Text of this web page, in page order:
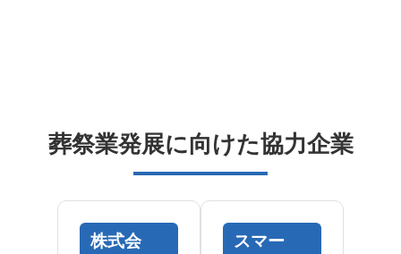
葬祭業発展に向けた協力企業
株式会
スマー